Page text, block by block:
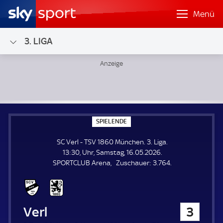
Menü
3. LIGA
SPIELENDE
P
E
L
E
N
SC Verl - TSV 1860 München. 3. Liga.
13:30, Uhr, Samstag, 16.05.2026.
SPORTCLUB Arena
Zuschauer: Z
3.764.
SC Verl 3